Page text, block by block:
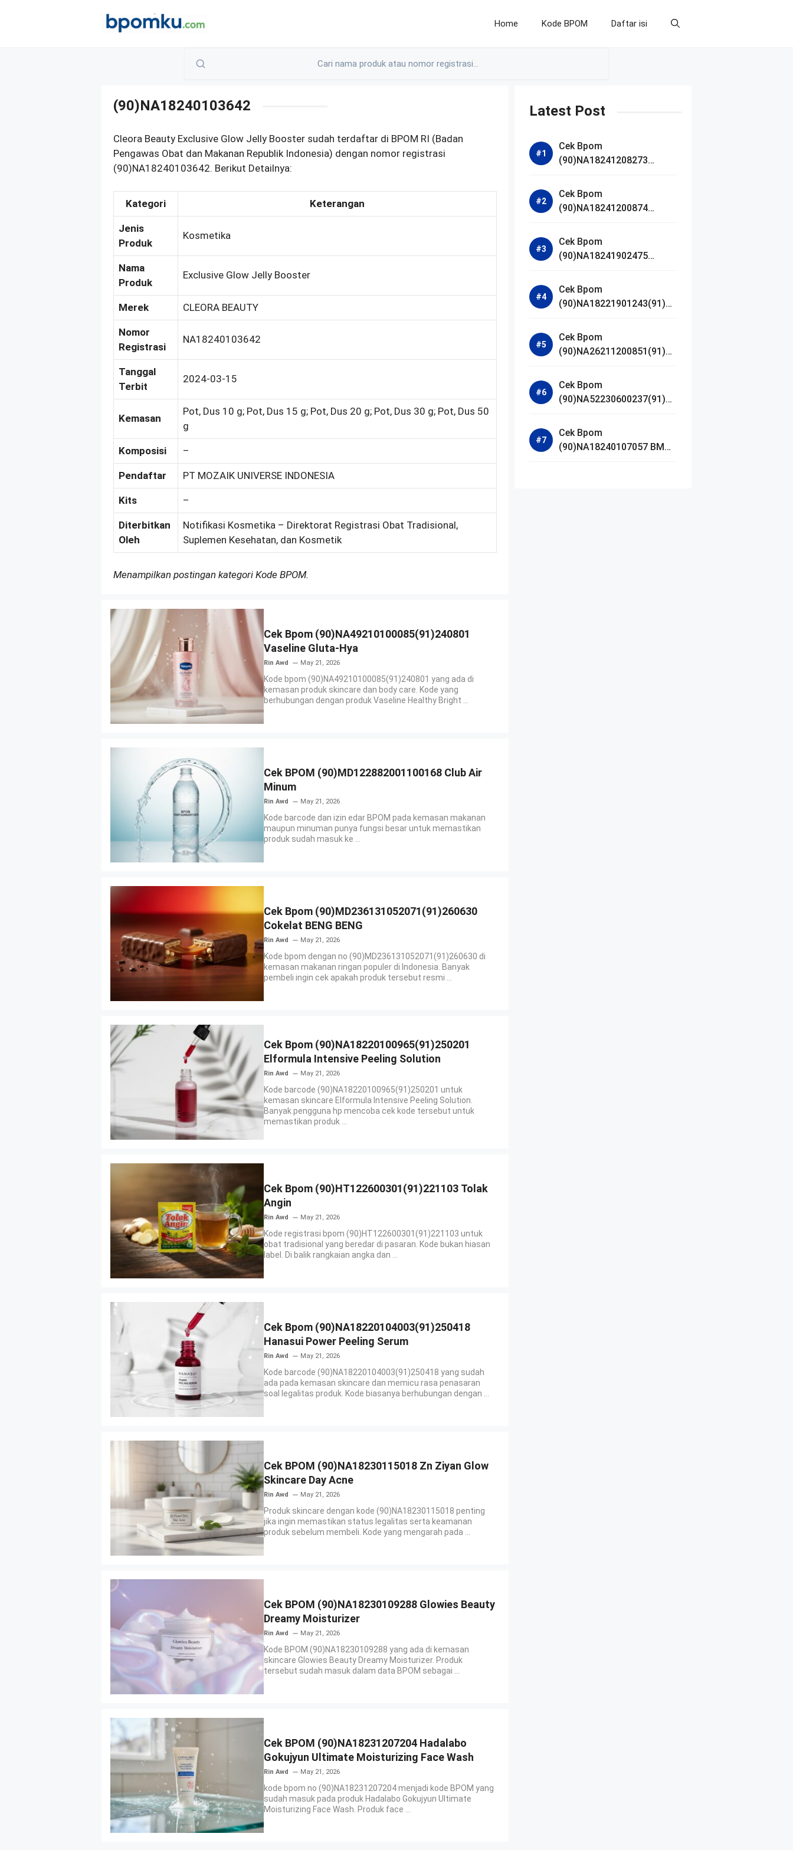
Home Kode BPOM Daftar isi
(90)NA18240103642
Cleora Beauty Exclusive Glow Jelly Booster sudah terdaftar di BPOM RI (Badan
Pengawas Obat dan Makanan Republik Indonesia) dengan nomor registrasi
(90)NA18240103642. Berikut Detailnya:
Kategori Keterangan
Jenis
Produk
Kosmetika
Nama
Produk
Exclusive Glow Jelly Booster
Merek CLEORA BEAUTY
Nomor
Registrasi
NA18240103642
Tanggal
Terbit
2024-03-15
Kemasan
Pot, Dus 10 g; Pot, Dus 15 g; Pot, Dus 20 g; Pot, Dus 30 g; Pot, Dus 50
g
Komposisi –
Pendaftar PT MOZAIK UNIVERSE INDONESIA
Kits –
Diterbitkan
Oleh
Notifikasi Kosmetika – Direktorat Registrasi Obat Tradisional,
Suplemen Kesehatan, dan Kosmetik
Menampilkan postingan kategori Kode BPOM.
Cek Bpom (90)NA49210100085(91)240801
Vaseline Gluta-Hya
Rin Awd May 21, 2026
Kode bpom (90)NA49210100085(91)240801 yang ada di
kemasan produk skincare dan body care. Kode yang
berhubungan dengan produk Vaseline Healthy Bright ...
Cek BPOM (90)MD122882001100168 Club Air
Minum
Rin Awd May 21, 2026
Kode barcode dan izin edar BPOM pada kemasan makanan
maupun minuman punya fungsi besar untuk memastikan
produk sudah masuk ke ...
Cek Bpom (90)MD236131052071(91)260630
Cokelat BENG BENG
Rin Awd May 21, 2026
Kode bpom dengan no (90)MD236131052071(91)260630 di
kemasan makanan ringan populer di Indonesia. Banyak
pembeli ingin cek apakah produk tersebut resmi ...
Cek Bpom (90)NA18220100965(91)250201
Elformula Intensive Peeling Solution
Rin Awd May 21, 2026
Kode barcode (90)NA18220100965(91)250201 untuk
kemasan skincare Elformula Intensive Peeling Solution.
Banyak pengguna hp mencoba cek kode tersebut untuk
memastikan produk ...
Cek Bpom (90)HT122600301(91)221103 Tolak
Angin
Rin Awd May 21, 2026
Kode registrasi bpom (90)HT122600301(91)221103 untuk
obat tradisional yang beredar di pasaran. Kode bukan hiasan
label. Di balik rangkaian angka dan ...
Cek Bpom (90)NA18220104003(91)250418
Hanasui Power Peeling Serum
Rin Awd May 21, 2026
Kode barcode (90)NA18220104003(91)250418 yang sudah
ada pada kemasan skincare dan memicu rasa penasaran
soal legalitas produk. Kode biasanya berhubungan dengan ...
Cek BPOM (90)NA18230115018 Zn Ziyan Glow
Skincare Day Acne
Rin Awd May 21, 2026
Produk skincare dengan kode (90)NA18230115018 penting
jika ingin memastikan status legalitas serta keamanan
produk sebelum membeli. Kode yang mengarah pada ...
Cek BPOM (90)NA18230109288 Glowies Beauty
Dreamy Moisturizer
Rin Awd May 21, 2026
Kode BPOM (90)NA18230109288 yang ada di kemasan
skincare Glowies Beauty Dreamy Moisturizer. Produk
tersebut sudah masuk dalam data BPOM sebagai ...
Cek BPOM (90)NA18231207204 Hadalabo
Gokujyun Ultimate Moisturizing Face Wash
Rin Awd May 21, 2026
kode bpom no (90)NA18231207204 menjadi kode BPOM yang
sudah masuk pada produk Hadalabo Gokujyun Ultimate
Moisturizing Face Wash. Produk face ...
Latest Post
Cek Bpom
(90)NA18241208273
Bright Radiance Face
Wash
Cek Bpom
(90)NA18241200874
Acne Calm Micellar Water
Cek Bpom
(90)NA18241902475
Cek Bpom
(90)NA18221901243(91)25
Serum
Cek Bpom
(90)NA26211200851(91)24
Madagascar Centella
Ampoule Foam
Cek Bpom
(90)NA52230600237(91)09
De Parfum
Cek Bpom
(90)NA18240107057 BMG